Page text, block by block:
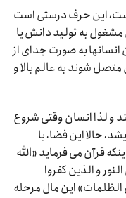
این حرف درستی است
مشغول به تولید دانش یا
انسانها به صورت جدای از
شوند به عالم بالا و
و لذا انسان وقتی شروع
حالا این فضا، یا
قرآن می فرماید «الله
و الذین کفروا
الظلمات» این مال مرحله